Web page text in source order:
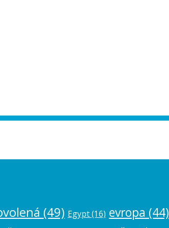
(49) Egypt(16) evropa (44)